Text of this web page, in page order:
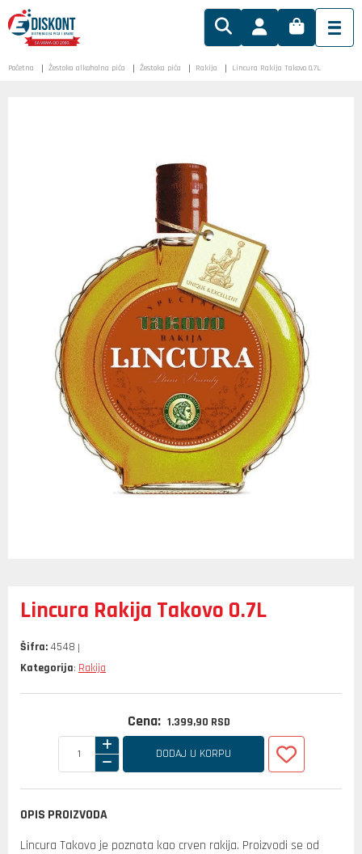
Početna Žestoka alkoholna pića Žestoka pića Rakija Lincura Rakija Takovo 0.7L
Lincura Rakija Takovo 0.7L
Šifra: 4548
Kategorija: Rakija
Cena: 1.399,90 RSD
DODAJ U KORPU
OPIS PROIZVODA
Lincura Takovo je poznata kao crven rakija. Proizvodi se od